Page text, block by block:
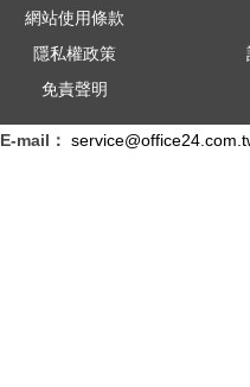
網站使用條款
隱私權政策
免責聲明
E-mail：